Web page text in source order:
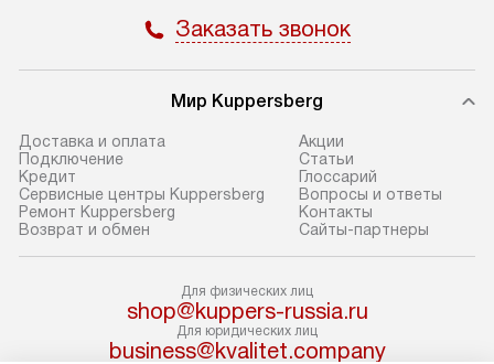
В оговоренный день служба
требуется перенос прибора
до двери квартиры или до места
установки, предварительно
согласуйте это с менеджером.
За данную услугу взимается
они не позволяют пронести его
через дверной проем,
то сотрудники транспортной
нишу или на
консультация
Заказать звонок
Мир Kuppersberg
Доставка и оплата
Подключение
Кредит
Сервисные центры Kuppersberg
Ремонт Kuppersberg
Возврат и обмен
Акции
Cтатьи
Глоссарий
Вопросы и ответы
Контакты
Сайты-партнеры
Для физических лиц
shop@kuppers-russia.ru
Для юридических лиц
business@kvalitet.company